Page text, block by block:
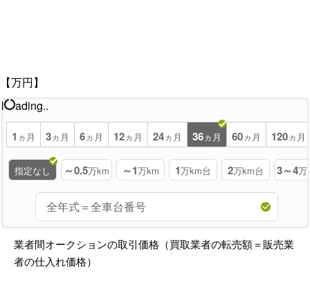
【万円】
l
ading..
1 ヵ月 3ヵ月 6ヵ月 12ヵ月 24ヵ月 36ヵ月 60ヵ月 120ヵ月
指定なし ～0.5万km ～1万km 1万km台 2万km台 3～4万
業者間オークションの取引価格（買取業者の転売額＝販売業
者の仕入れ価格）